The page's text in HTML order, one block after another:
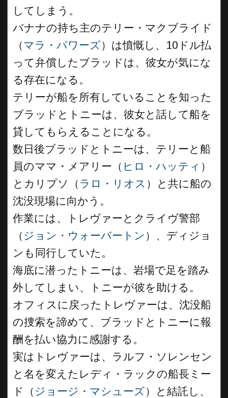
してしまう。
バナナの持ち主のテリー・マクブライド
（マラ・パワーズ）は憤慨し、10ドル払
って弁償したブラッドは、彼女が気にな
る存在になる。
テリーが船を所有していることを知った
ブラッドとトニーは、彼女と話して船を
貸してもらえることになる。
数日後ブラッドとトニーは、テリーと船
員のママ・メアリー（ ヒロ・ハッティ ）
とカリプソ（ ラロ・リオス ）と共に船の
沈没現場に向かう。
作業には、トレヴァーとクライヴ警部
（ ジョン・ウォーバートン ）、ディジョ
ンも同行していた。
海底に潜ったトニーは、岩場で足を踏み
外してしまい、トニーが彼を助ける。
オフィスに戻ったトレヴァーは、沈没船
の捜索を諦めて、ブラッドとトニーに報
酬を払い協力に感謝する。
実はトレヴァーは、ラルフ・ソレンセン
と名を変えたレディ・ラックの船長ミー
ド（ ジョージ・マシューズ）と結託し、